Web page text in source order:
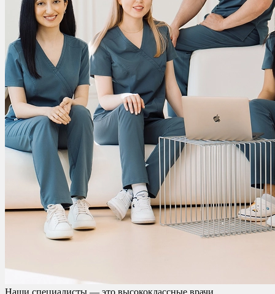
Наши специалисты — это высококлассные врачи